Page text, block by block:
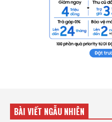
BÀI VIẾT NGẪU NHIÊN